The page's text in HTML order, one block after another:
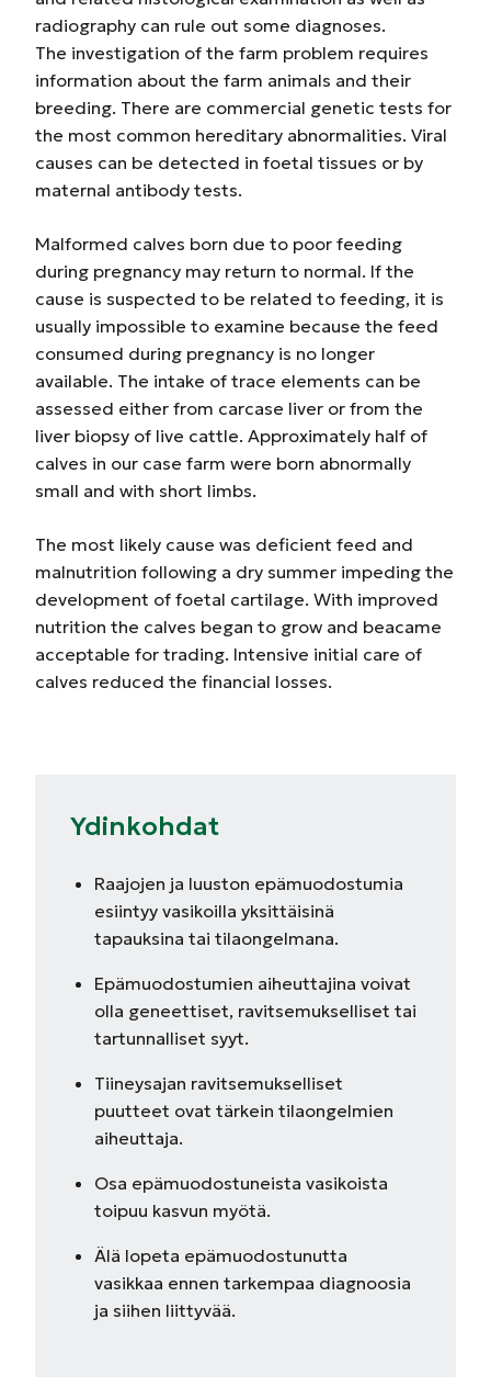
radiography can rule out some diagnoses.
The investigation of the farm problem requires
information about the farm animals and their
breeding. There are commercial genetic tests for
the most common hereditary abnormalities. Viral
causes can be detected in foetal tissues or by
maternal antibody tests.
Malformed calves born due to poor feeding
during pregnancy may return to normal. If the
cause is suspected to be related to feeding, it is
usually impossible to examine because the feed
consumed during pregnancy is no longer
available. The intake of trace elements can be
assessed either from carcase liver or from the
liver biopsy of live cattle. Approximately half of
calves in our case farm were born abnormally
small and with short limbs.
The most likely cause was deficient feed and
malnutrition following a dry summer impeding the
development of foetal cartilage. With improved
nutrition the calves began to grow and beacame
acceptable for trading. Intensive initial care of
calves reduced the financial losses.
Ydinkohdat
Raajojen ja luuston epämuodostumia
esiintyy vasikoilla yksittäisinä
tapauksina tai tilaongelmana.
Epämuodostumien aiheuttajina voivat
olla geneettiset, ravitsemukselliset tai
tartunnalliset syyt.
Tiineysajan ravitsemukselliset
puutteet ovat tärkein tilaongelmien
aiheuttaja.
Osa epämuodostuneista vasikoista
toipuu kasvun myötä.
Älä lopeta epämuodostunutta
vasikkaa ennen tarkempaa diagnoosia
ja siihen liittyvää.